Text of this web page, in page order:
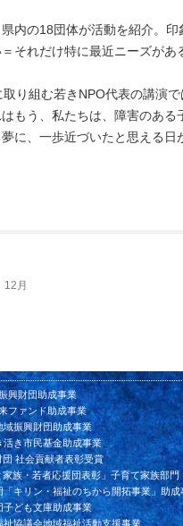
内の18団体が活動を紹介。
それだけ特に最近ニーズがあ
り組む若きNPO代表の講演
もう、私たちは、障害のあ
に、一歩近づいたと思える日
月
興財団助成事業
ファンド助成事業
振興財団助成事業
き市民基金助成事業
社会貢献者表彰受賞
族・若者応援団表彰」子育て家族部門
キリン・福祉のちから開拓事業」助成
ども文庫助成事業
協議会地域福祉活動支援事業